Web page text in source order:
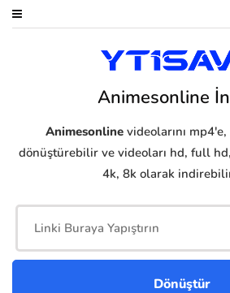
Animesonline
Animesonlinevideolarını
dönüştürebilir ve videoları hd, full
4k, 8k olarak